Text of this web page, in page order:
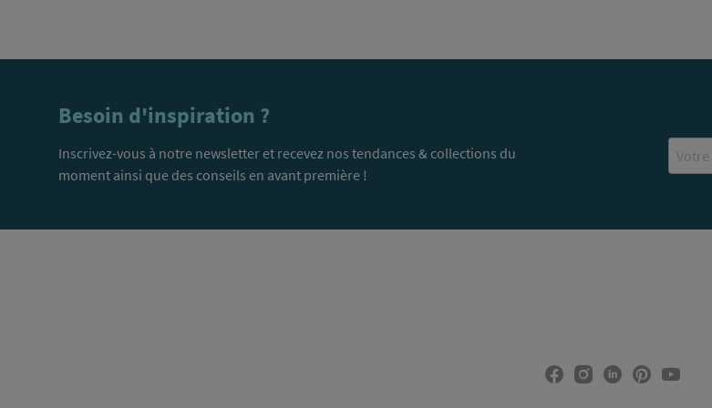
Besoin d'inspiration ?
Inscrivez-vous à notre newsletter et recevez nos tendances & collections du
moment ainsi que des conseils en avant première !
Email